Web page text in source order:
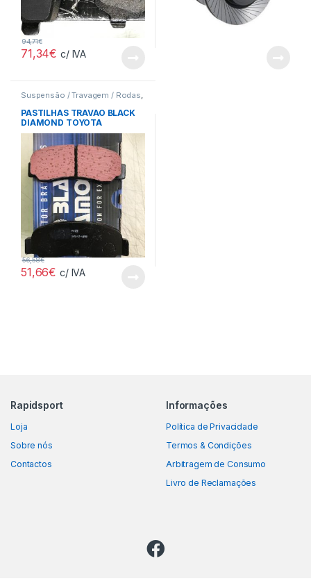
71,34€
94,71€
c/ IVA
Suspensão / Travagem / Rodas,
PASTILHAS TRAVAO BLACK
DIAMOND TOYOTA
51,66€
56,58€
c/ IVA
Rapidsport
Loja
Sobre nós
Contactos
Informações
Política de Privacidade
Termos & Condições
Arbitragem de Consumo
Livro de Reclamações